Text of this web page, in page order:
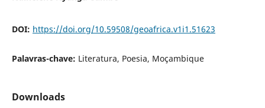
DOI: https://doi.org/10.59508/geoafrica.v1i1.51623
Palavras-chave: Literatura, Poesia, Moçambique
Downloads